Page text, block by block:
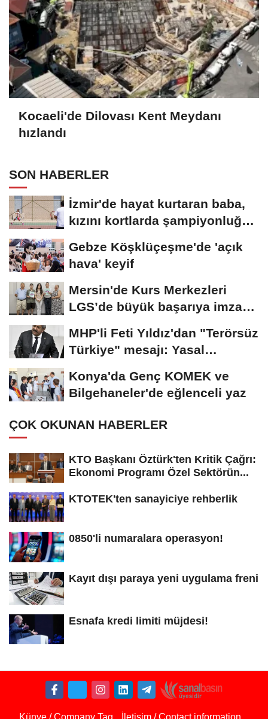
Kocaeli'de Dilovası Kent Meydanı
hızlandı
SON HABERLER
İzmir'de hayat kurtaran baba,
kızını kortlarda şampiyonluğa
Gebze Köşklüçeşme'de 'açık
hava' keyif
Mersin'de Kurs Merkezleri
LGS’de büyük başarıya imza
MHP'li Feti Yıldız'dan "Terörsüz
Türkiye" mesajı: Yasal
Konya'da Genç KOMEK ve
Bilgehaneler'de eğlenceli yaz
ÇOK OKUNAN HABERLER
KTO Başkanı Öztürk'ten Kritik Çağrı:
Ekonomi Programı Özel Sektörün...
KTOTEK'ten sanayiciye rehberlik
0850'li numaralara operasyon!
Kayıt dışı paraya yeni uygulama freni
Esnafa kredi limiti müjdesi!